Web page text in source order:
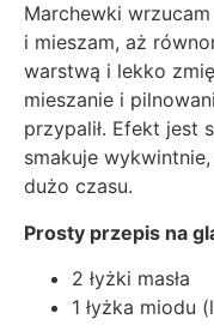
Marchewki
i mieszam, aż
warstwą i lekko
mieszanie i
przypalił. Efekt jest
smakuje
dużo czasu.
Prosty przepis na
2 łyżki masła
1 łyżka miodu